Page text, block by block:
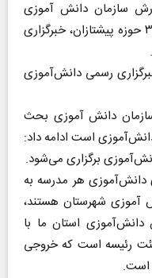
سازمان دانش آموزی
است، گفت: سازمان دانش آموزی در ۳ حوزه پیشتازان، خبرگزاری
خبرگزاری رسمی دانش‌آموزی
دانش آموزی بحث
است ادامه داد:
برگزاری می‌شود.
دانش‌آموزی هر مدرسه به
آموزی شهرستان هستند،
دانش‌آموزی استان ما با
در هیئت رئیسه است که خروجی
است.